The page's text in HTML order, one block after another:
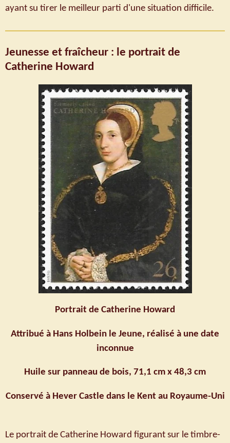
ayant su tirer le meilleur parti d'une situation difficile.
Jeunesse et fraîcheur : le portrait de
Catherine Howard
Portrait de Catherine Howard
Attribué à Hans Holbein le Jeune, réalisé à une date
inconnue
Huile sur panneau de bois, 71,1 cm x 48,3 cm
Conservé à Hever Castle dans le Kent au Royaume-Uni
Le portrait de Catherine Howard figurant sur le timbre-